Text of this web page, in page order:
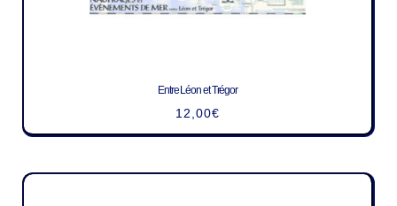
Entre Léon et Trégor
12,00€